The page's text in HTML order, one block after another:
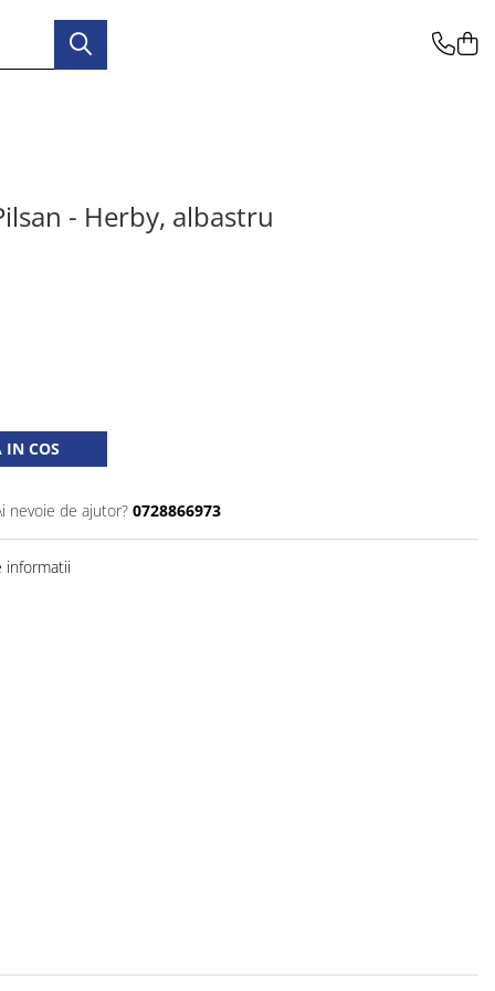
- Herby, albastru
IN COS
nevoie de ajutor? 0728866973
informatii